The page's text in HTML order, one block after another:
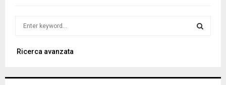
rRicerca avanzata